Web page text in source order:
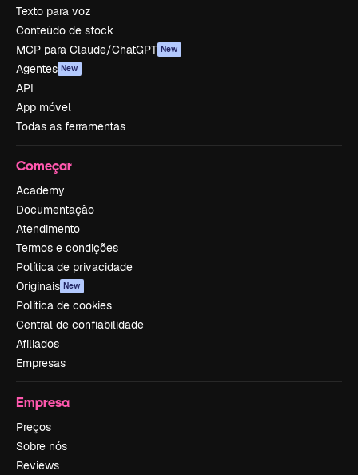
Texto para voz
Conteúdo de stock
MCP para Claude/ChatGPT New
Agentes New
API
App móvel
Todas as ferramentas
Começar
Academy
Documentação
Atendimento
Termos e condições
Política de privacidade
Originais New
Política de cookies
Central de confiabilidade
Afiliados
Empresas
Empresa
Preços
Sobre nós
Reviews